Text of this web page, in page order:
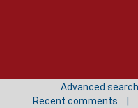
Advanced search
Recent comments